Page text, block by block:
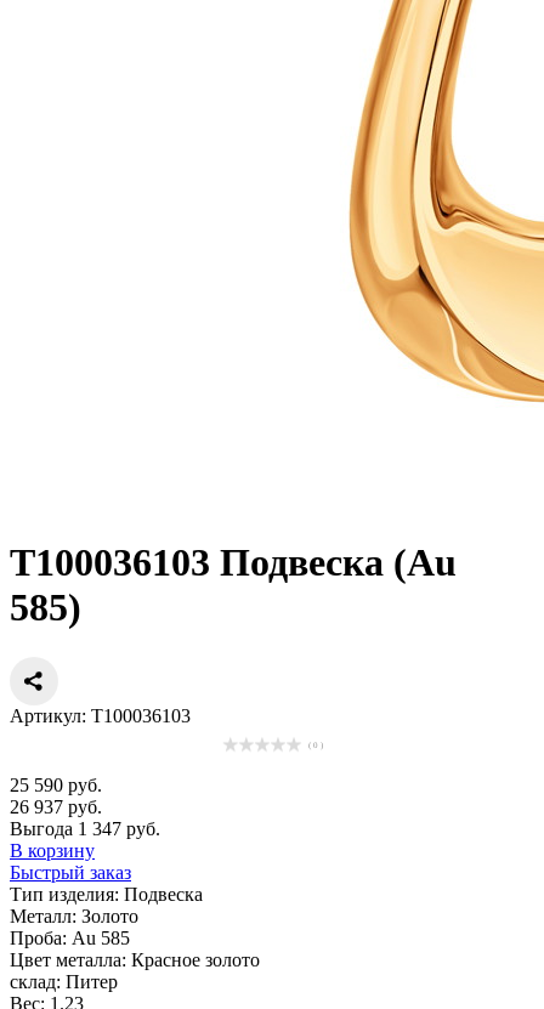
Т100036103 Подвеска (Au
585)
Артикул: Т100036103
( 0 )
25 590 руб.
26 937 руб.
Выгода 1 347 руб.
В корзину
Быстрый заказ
Тип изделия: Подвеска
Металл: Золото
Проба: Au 585
Цвет металла: Красное золото
склад: Питер
Вес: 1.23